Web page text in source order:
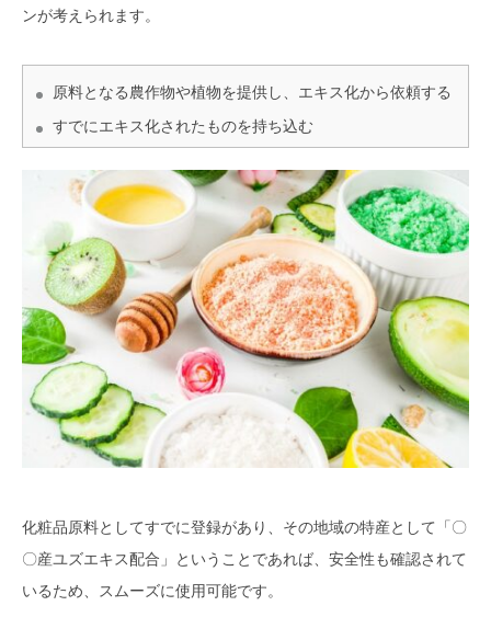
あるオリジナルコスメOEMにおすす
石田香粧株式会社（東京・埼玉）
コスメディアラボラトリーズ（神
アルデバラン株式会社（大阪）
株式会社響（東京・栃木）
株式会社ES-ROOTS（東京）
原料持ち込み可能な化粧品OEMメー
カーを効率よく探す方法
ンが考えられます。
原料となる農作物や植物を提供し、エキス化から依頼する
すでにエキス化されたものを持ち込む
化粧品原料としてすでに登録があり、その地域の特産として「〇
〇産ユズエキス配合」ということであれば、安全性も確認されて
いるため、スムーズに使用可能です。